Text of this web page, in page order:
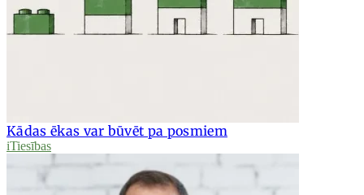
Kādas ēkas var būvēt pa posmiem
iTiesības